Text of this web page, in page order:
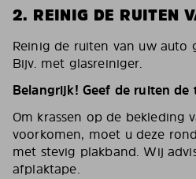
2. REINIG DE RUITEN
Reinig de ruiten van uw auto
Bijv. met glasreiniger.
Belangrijk! Geef de ruiten
Om krassen op de bekleding
voorkomen, moet u deze
met stevig plakband. Wij
afplaktape.